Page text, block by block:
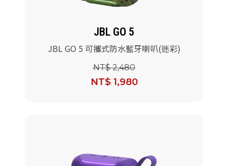
JBL GO 5
JBL GO 5 可攜式防水藍牙喇叭(迷彩)
NT$ 2,480
NT$ 1,980